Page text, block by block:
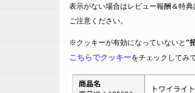
表示がない場合はレビュー報酬＆特
ご注意ください。
※クッキーが有効になっていないと ”
こちらでクッキーをチェックしてみ